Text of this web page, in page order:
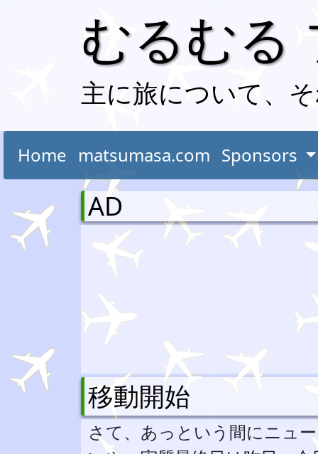
むるむる
主に旅について、
Home matsumasa.com Sponsors
AD
移動開始
さて、あっという間にニュ